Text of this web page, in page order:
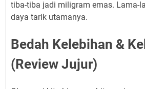
tiba-tiba jadi miligram emas. Lama-
daya tarik utamanya.
Bedah Kelebihan &
(Review Jujur)